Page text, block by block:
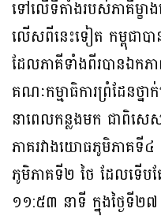
ទៅលើទីតាំងរបស់ភាគីម្ខ
លើសពីនេះទៀត កម្ពុជាបា
ដែលភាគីទាំងពីរបានឯកភា
គណៈកម្មាធិការព្រំដែនថ្
នាពេលកន្លងមក ជាពិសេ
ភាគរវាងយោធភូមិភាគទី៤
ភូមិភាគទី២ ថៃ ដែលទើប
១១:៥៣ នាទី ក្នុងថ្ងៃទី